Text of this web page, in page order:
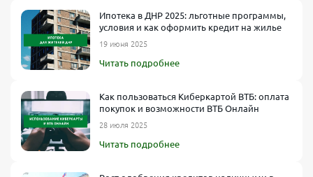
Ипотека в ДНР 2025: льготные программы,
условия и как оформить кредит на жилье
19 июня 2025
Читать подробнее
Как пользоваться Киберкартой ВТБ: оплата
покупок и возможности ВТБ Онлайн
28 июля 2025
Читать подробнее